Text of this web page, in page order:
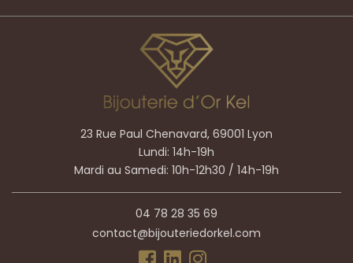
23 Rue Paul Chenavard, 69001 Lyon
Lundi: 14h-19h
Mardi au Samedi: 10h-12h30 / 14h-19h
04 78 28 35 69
contact@bijouteriedorkel.com